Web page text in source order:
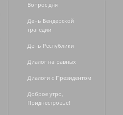
Вопрос дня
День Бендерской
трагедии
День Республики
Диалог на равных
Диалоги с Президентом
Доброе утро,
Приднестровье!